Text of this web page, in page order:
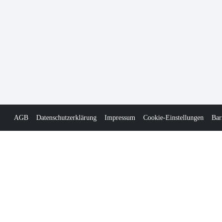
AGB Datenschutzerklärung Impressum Cookie-Einstellungen